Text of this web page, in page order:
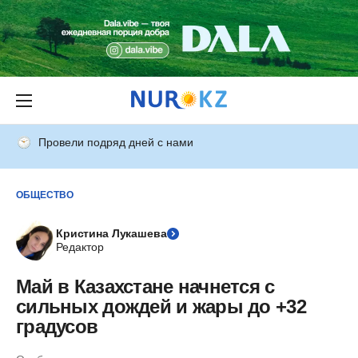
Провели подряд дней с нами
ОБЩЕСТВО
Кристина Лукашева
Редактор
Май в Казахстане начнется с
сильных дождей и жары до +32
градусов